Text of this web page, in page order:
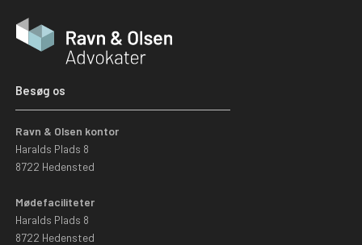
Besøg os
Ravn & Olsen kontor
Haralds Plads 8
8722 Hedensted
Mødefaciliteter
Haralds Plads 8
8722 Hedensted